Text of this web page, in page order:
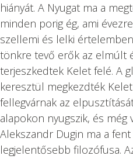
hiányát. A Nyugat ma a
minden porig ég, ami
szellemi és lelki
tönkre tevő erők az elmúlt
terjeszkedtek Kelet felé. A
keresztül megkezdték
fellegvárnak az
alapokon nyugszik, és még
Alekszandr Dugin ma a fent
legjelentősebb filozófusa.